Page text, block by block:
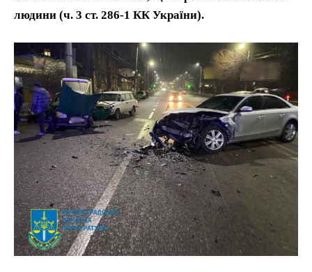
людини (ч. 3 ст. 286-1 КК України).